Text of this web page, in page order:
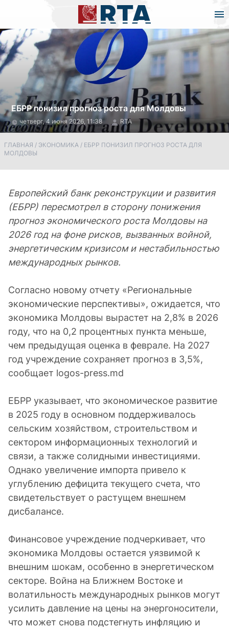
ЕБРР понизил прогноз роста для Молдовы
четверг, 4 июня 2026, 11:38 RTA
ГЛАВНАЯ / ЭКОНОМИКА / ЕБРР ПОНИЗИЛ ПРОГНОЗ РОСТА ДЛЯ
МОЛДОВЫ
Европейский банк реконструкции и развития
(ЕБРР) пересмотрел в сторону понижения
прогноз экономического роста Молдовы на
2026 год на фоне рисков, вызванных войной,
энергетическим кризисом и нестабильностью
международных рынков.
Согласно новому отчету «Региональные
экономические перспективы», ожидается, что
экономика Молдовы вырастет на 2,8% в 2026
году, что на 0,2 процентных пункта меньше,
чем предыдущая оценка в феврале. На 2027
год учреждение сохраняет прогноз в 3,5%,
сообщает logos-press.md
ЕБРР указывает, что экономическое развитие
в 2025 году в основном поддерживалось
сельским хозяйством, строительством и
сектором информационных технологий и
связи, а также солидными инвестициями.
Однако увеличение импорта привело к
углублению дефицита текущего счета, что
свидетельствует о растущем внешнем
дисбалансе.
Финансовое учреждение подчеркивает, что
экономика Молдовы остается уязвимой к
внешним шокам, особенно в энергетическом
секторе. Война на Ближнем Востоке и
волатильность международных рынков могут
усилить давление на цены на энергоносители,
что может снова подстегнуть инфляцию и